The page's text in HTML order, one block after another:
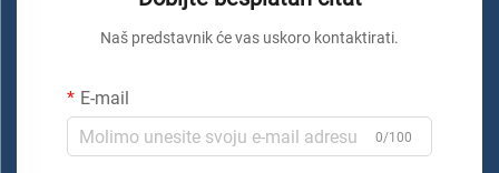
Naš predstavnik će vas uskoro kontaktirati.
E-mail
0/100